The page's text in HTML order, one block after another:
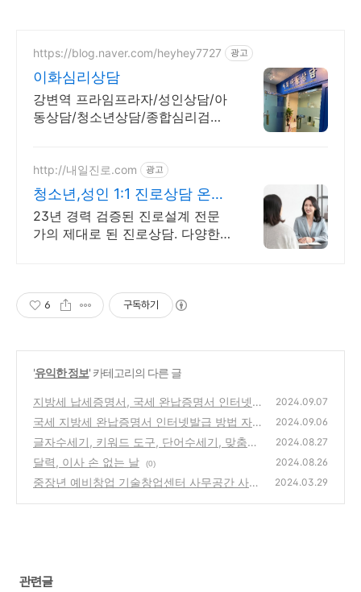
https://blog.naver.com/heyhey7727 광고
이화심리상담
강변역 프라임프라자/성인상담/아
동상담/청소년상담/종합심리검사/
http://내일진로.com 광고
청소년,성인 1:1 진로상담 온라
인 화상 진로/고민상담
23년 경력 검증된 진로설계 전문
가의 제대로 된 진로상담. 다양한
6 구독하기
'유익한 정보' 카테고리의 다른 글
지방세 납세증명서, 국세 완납증명서 인터넷발
급 방법 쉽게 1분이면 OK
(0)
2024.09.07
국세 지방세 완납증명서 인터넷발급 방법 자세
히 1분이면 OK
(2)
2024.09.06
글자수세기, 키워드 도구, 단어수세기, 맞춤법
검사기 무료 프로그램
(1)
2024.08.27
달력, 이사 손 없는 날 (0) 2024.08.26
중장년 예비창업 기술창업센터 사무공간 사무
2024.03.29
관련글